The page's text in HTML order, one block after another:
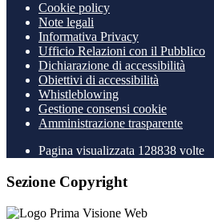
Cookie policy
Note legali
Informativa Privacy
Ufficio Relazioni con il Pubblico
Dichiarazione di accessibilità
Obiettivi di accessibilità
Whistleblowing
Gestione consensi cookie
Amministrazione trasparente
Pagina visualizzata 128838 volte
Sezione Copyright